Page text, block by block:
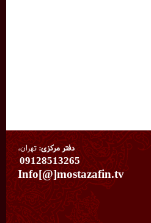
دفتر مرکزی:تهران،
09128513265
Info[@]mostazafin.tv